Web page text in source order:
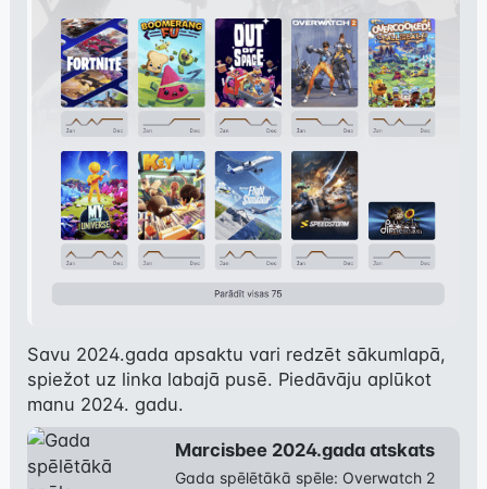
Savu 2024.gada apsaktu vari redzēt sākumlapā,
spiežot uz linka labajā pusē. Piedāvāju aplūkot
manu 2024. gadu.
Marcisbee 2024.gada atskats
Gada spēlētākā spēle: Overwatch 2